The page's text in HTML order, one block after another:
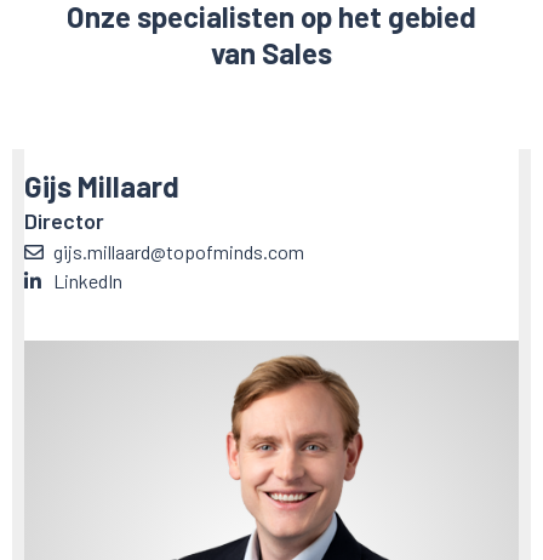
Onze specialisten op het gebied
van Sales
Gijs Millaard
Director
gijs.millaard@topofminds.com
LinkedIn